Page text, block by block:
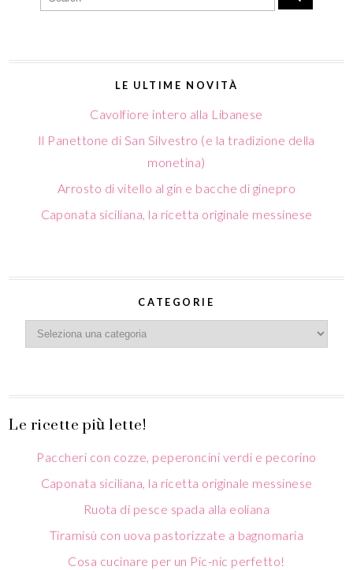
LE ULTIME NOVITÀ
Cavolfiore intero alla Libanese
Il Panettone di San Silvestro (e la tradizione della
monetina)
Arrosto di vitello al gin e bacche di ginepro
Caponata siciliana, la ricetta originale messinese
CATEGORIE
Le ricette più lette!
Paccheri con cozze, peperoncini verdi e pecorino
Caponata siciliana, la ricetta originale messinese
Ruota di pesce spada alla eoliana
Tiramisù con uova pastorizzate a bagnomaria
Cosa cucinare per un Pic-nic perfetto!